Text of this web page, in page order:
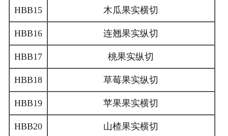
HBB15 木瓜果实横切
HBB16 连翘果实纵切
HBB17 桃果实纵切
HBB18 草莓果实纵切
HBB19 苹果果实横切
HBB20 山楂果实横切